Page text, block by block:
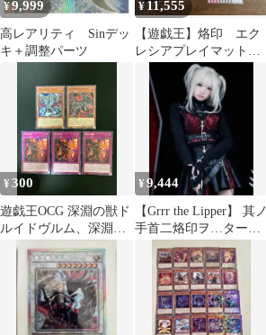
¥9,999
高レアリティ Sinデッ
キ＋調整パーツ
¥11,555
【遊戯王】烙印 エク
レシアプレイマット
プロテクター 白の物
語 まとめ売り
¥300
遊戯王OCG 深淵の獣ド
ルイドヴルム、深淵の
獣バルドレイク、烙印
¥9,444
【Grrr the Lipper】 其ノ
手首二烙印ヲ…タート
ル ブラック